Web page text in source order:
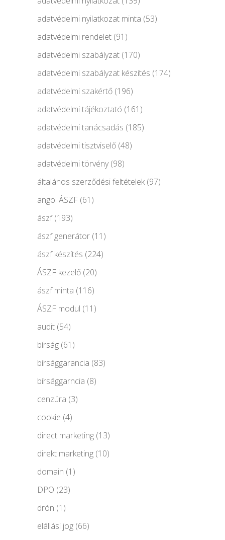
adatvédelmi nyilatkozat minta (53)
adatvédelmi rendelet (91)
adatvédelmi szabályzat (170)
adatvédelmi szabályzat készítés (174)
adatvédelmi szakértő (196)
adatvédelmi tájékoztató (161)
adatvédelmi tanácsadás (185)
adatvédelmi tisztviselő (48)
adatvédelmi törvény(98)
általános szerződési feltételek(97)
angol ÁSZF (61)
ászf(193)
ászf generátor (11)
ászf készítés (224)
ÁSZF kezelő (20)
ászf minta (116)
ÁSZF modul (11)
audit (54)
bírság (61)
bírsággarancia (83)
bírsággarncia (8)
cenzúra (3)
cookie (4)
direct marketing (13)
direkt marketing (10)
domain (1)
DPO (23)
drón (1)
elállási jog (66)